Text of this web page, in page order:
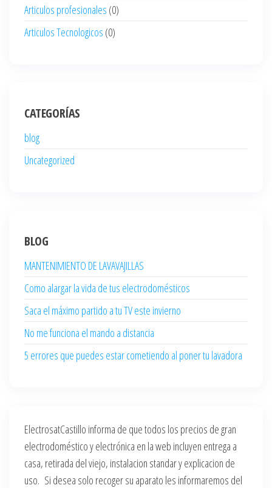
Articulos profesionales (0)
Articulos Tecnologicos (0)
CATEGORÍAS
blog
Uncategorized
BLOG
MANTENIMIENTO DE LAVAVAJILLAS
Como alargar la vida de tus electrodomésticos
Saca el máximo partido a tu TV este invierno
No me funciona el mando a distancia
5 errores que puedes estar cometiendo al poner tu lavadora
ElectrosatCastillo informa de que todos los precios de gran
electrodoméstico y electrónica en la web incluyen entrega a
casa, retirada del viejo, instalacion standar y explicacion de
uso. Si desea solo recoger su aparato les informaremos del